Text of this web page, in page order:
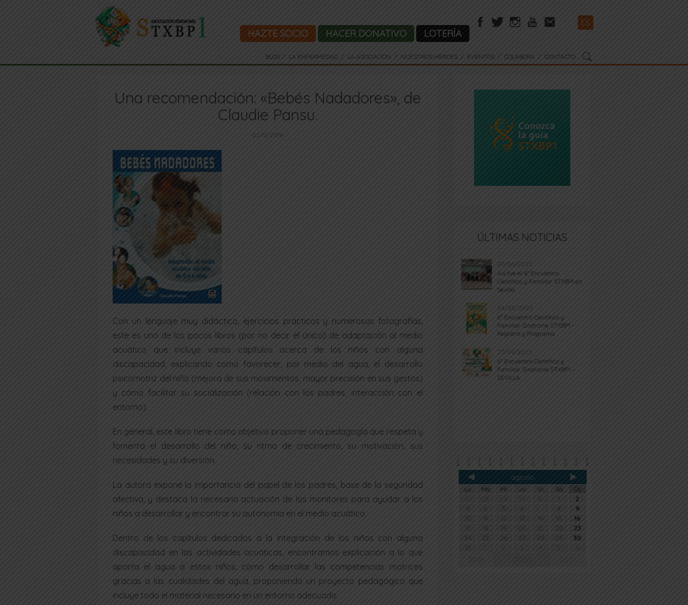
ES
HAZTE SOCIO HACER DONATIVO LOTERÍA
BLOG LA ENFERMEDAD LA ASOCIACIÓN NUESTROS HÉROES EVENTOS COLABORA CONTACTO
Una recomendación: «Bebés Nadadores», de
Claudie Pansu.
02/11/2016
Con un lenguaje muy didáctico, ejercicios prácticos y numerosas fotografías,
este es uno de los pocos libros (por no decir el único) de adaptación al medio
acuático que incluye varios capítulos acerca de los niños con alguna
discapacidad, explicando como favorecer, por medio del agua, el desarrollo
psicomotriz del niño (mejora de sus movimientos, mayor precisión en sus gestos)
y cómo facilitar su socialización (relación con los padres, interacción con el
entorno).
En general, este libro tiene como objetivo proponer una pedagogía que respeta y
fomenta el desarrollo del niño, su ritmo de crecimiento, su motivación, sus
necesidades y su diversión.
La autora expone la importancia del papel de los padres, base de la seguridad
afectiva, y destaca la necesaria actuación de los monitores para ayudar a los
niños a desarrollar y encontrar su autonomía en el medio acuático.
Dentro de los capítulos dedicados a la integración de los niños con alguna
discapacidad en las actividades acuáticas, encontramos explicación a lo que
aporta el agua a estos niños, cómo desarrollar las competencias motrices
gracias a las cualidades del agua, proponiendo un proyecto pedagógico que
incluye todo el material necesario en un entorno adecuado.
ÚLTIMAS NOTICIAS
07/06/2025
Así fue el 6º Encuentro
Científico y Familiar STXBP1 en
Sevilla
04/05/2025
6º Encuentro Científico y
Familiar Síndrome STXBP1 –
Registro y Programa
27/04/2025
6º Encuentro Científico y
Familiar Síndrome STXBP1 –
SEVILLA
agosto
Lu Ma Mi Ju Vi Sá
Do
27
28 29 30 31 1
2
3
4 5 6 8
9
10
11 12 13 14 15
16
17
18 19 20 21 22
23
24
25 26 27 28 29
30
31
2 3 4 5 6
2027